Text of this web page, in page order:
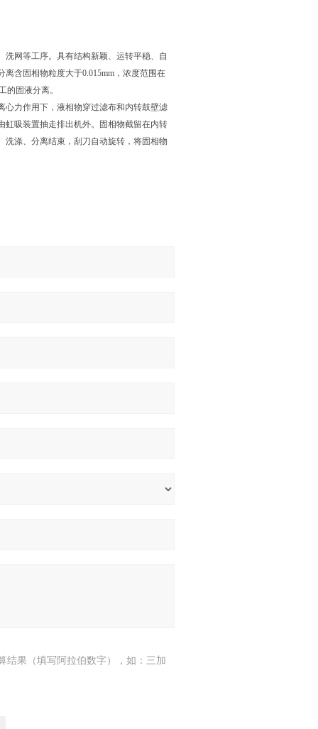
网等工序。具有结构新颖、运转平稳、自
含固相物粒度大于0.015mm，浓度范围在
的固液分离。
心力作用下，液相物穿过滤布和内转鼓壁滤
虹吸装置抽走排出机外。固相物截留在内转
涤、分离结束，刮刀自动旋转，将固相物
结果（填写阿拉伯数字），如：三加